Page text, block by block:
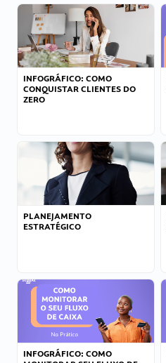
INFOGRÁFICO: COMO
CONQUISTAR CLIENTES DO
ZERO
PLANEJAMENTO
ESTRATÉGICO
INFOGRÁFICO: COMO